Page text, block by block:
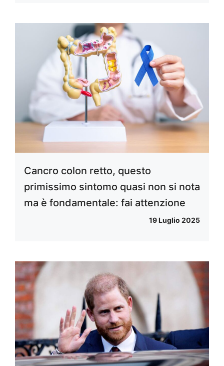
Cancro colon retto, questo
primissimo sintomo quasi non si nota
ma è fondamentale: fai attenzione
19 Luglio 2025